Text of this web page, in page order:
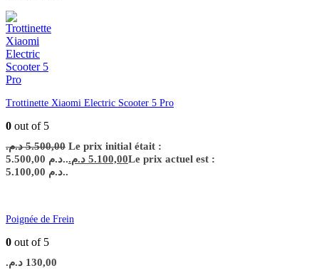
Trottinette Xiaomi Electric Scooter 5 Pro
0 out of 5
5.500,00 د.م.
Le prix initial était :
5.500,00 د.م..
5.100,00 د.م.
Le prix actuel est :
5.100,00 د.م..
Poignée de Frein
0 out of 5
130,00 د.م.